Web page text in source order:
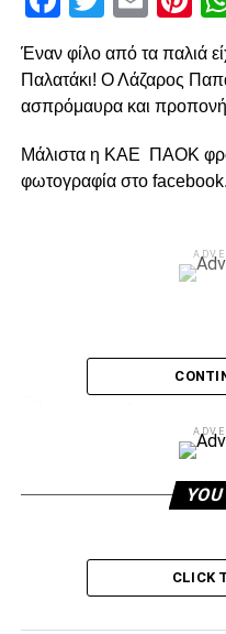
Έναν φίλο από τα παλιά
Παλατάκι! Ο Λάζαρος
ασπρόμαυρα και
Μάλιστα η ΚΑΕ ΠΑΟΚ
φωτογραφία στο facebook.
CLICK